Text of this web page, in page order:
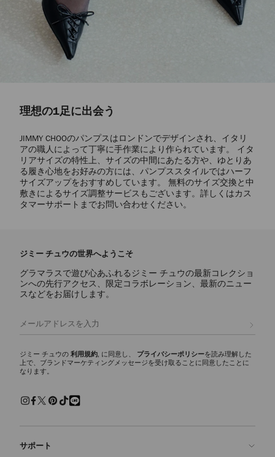
理想の1足に出会う
JIMMY CHOOのパンプスはロンドンでデザインされ、イタリ
アの職人によって丁寧に手作業により作られています。 イタ
リアサイズの特性上、サイズの中間にあたる方や、ゆとりあ
る履き心地をお好みの方には、パンプススタイルではハーフ
サイズアップをおすすめしています。 無料のサイズ交換と中
敷きによるサイズ調整サービスもございます。詳しくはカス
タマーサポートまでお問い合わせください。
ジミー チュウの世界へようこそ
グラマラスで遊び心あふれるジミー チュウの最新コレクショ
ンへの先行アクセス、限定コラボレーション、最新のニュー
スなどをお届けします。
ジミー チュウの 利用規約, に同意し、 プライバシーポリシーを読み理解した
上で、ブランドマーケティングメッセージを受け取ることに同意したことに
なります。
サポート